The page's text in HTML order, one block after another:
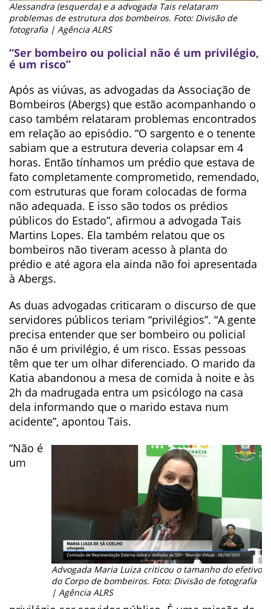
Alessandra (esquerda) e a advogada Tais relataram
problemas de estrutura dos bombeiros. Foto: Divisão de
fotografia | Agência ALRS
“Ser bombeiro ou policial não é um privilégio,
é um risco”
Após as viúvas, as advogadas da Associação de
Bombeiros (Abergs) que estão acompanhando o
caso também relataram problemas encontrados
em relação ao episódio. “O sargento e o tenente
sabiam que a estrutura deveria colapsar em 4
horas. Então tínhamos um prédio que estava de
fato completamente comprometido, remendado,
com estruturas que foram colocadas de forma
não adequada. E isso são todos os prédios
públicos do Estado”, afirmou a advogada Tais
Martins Lopes. Ela também relatou que os
bombeiros não tiveram acesso à planta do
prédio e até agora ela ainda não foi apresentada
à Abergs.
As duas advogadas criticaram o discurso de que
servidores públicos teriam “privilégios”. “A gente
precisa entender que ser bombeiro ou policial
não é um privilégio, é um risco. Essas pessoas
têm que ter um olhar diferenciado. O marido da
Katia abandonou a mesa de comida à noite e às
2h da madrugada entra um psicólogo na casa
dela informando que o marido estava num
acidente”, apontou Tais.
Advogada Maria Luiza criticou o tamanho do efetivo
do Corpo de bombeiros. Foto: Divisão de fotografia
| Agência ALRS
“Não é
um